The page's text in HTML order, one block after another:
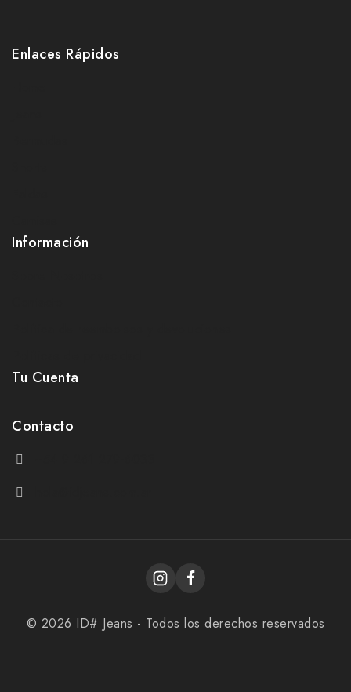
Enlaces Rápidos
Información
Tu Cuenta
Contacto
© 2026 ID# Jeans - Todos los derechos reservados